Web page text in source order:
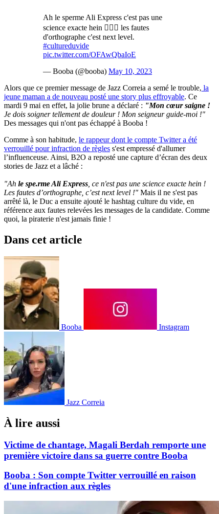
Ah le sperme Ali Express c'est pas une
science exacte hein 🤷🏾‍♂️ les fautes
d'orthographe c'est next level.
#cultureduvide
pic.twitter.com/OFAwQbaIoE
— Booba (@booba) May 10, 2023
Alors que ce premier message de Jazz Correia a semé le trouble, la
jeune maman a de nouveau posté une story plus effroyable. Ce
mardi 9 mai en effet, la jolie brune a déclaré : "Mon cœur saigne !
Je dois soigner tellement de douleur ! Mon seigneur guide-moi !"
Des messages qui n'ont pas échappé à Booba !
Comme à son habitude, le rappeur dont le compte Twitter a été
verrouillé pour infraction de règles s'est empressé d'allumer
l’influenceuse. Ainsi, B2O a reposté une capture d’écran des deux
stories de Jazz et a lâché :
"Ah le spe.rme Ali Express , ce n'est pas une science exacte hein !
Les fautes d’orthographe, c’est next level !" Mais il ne s'est pas
arrêté là, le Duc a ensuite ajouté le hashtag culture du vide, en
référence aux fautes relevées les messages de la candidate. Comme
quoi, la piraterie n'est jamais finie !
Dans cet article
Booba Instagram
Jazz Correia
À lire aussi
Victime de chantage, Magali Berdah remporte une
première victoire dans sa guerre contre Booba
Booba : Son compte Twitter verrouillé en raison
d'une infraction aux règles